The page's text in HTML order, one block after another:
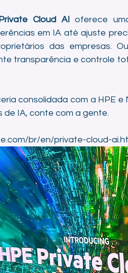
Cloud AI oferece
em IA até ajuste
das empresas.
transparência e controle
consolidada com a HPE e
de IA, conte com a gente.
br/en/private-cloud-